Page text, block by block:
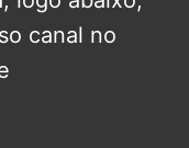
canal no